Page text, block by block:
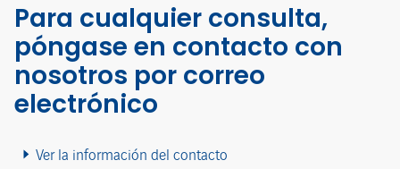
Para cualquier consulta,
póngase en contacto con
nosotros por correo
electrónico
Ver la información del contacto